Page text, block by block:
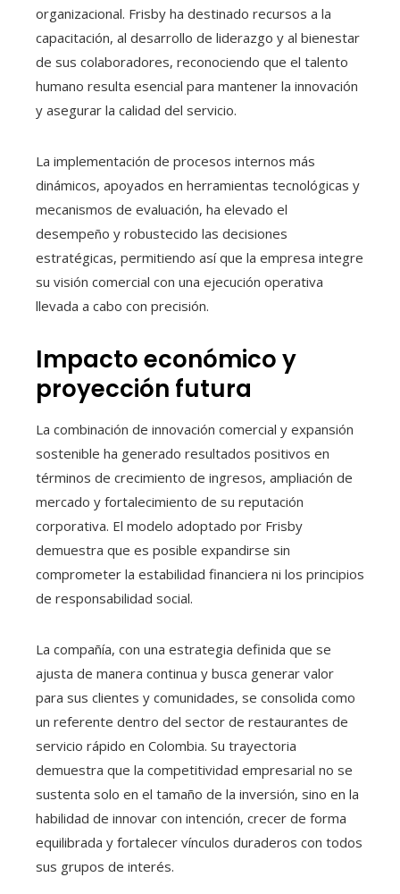
organizacional. Frisby ha destinado recursos a la
capacitación, al desarrollo de liderazgo y al bienestar
de sus colaboradores, reconociendo que el talento
humano resulta esencial para mantener la innovación
y asegurar la calidad del servicio.
La implementación de procesos internos más
dinámicos, apoyados en herramientas tecnológicas y
mecanismos de evaluación, ha elevado el
desempeño y robustecido las decisiones
estratégicas, permitiendo así que la empresa integre
su visión comercial con una ejecución operativa
llevada a cabo con precisión.
Impacto económico y
proyección futura
La combinación de innovación comercial y expansión
sostenible ha generado resultados positivos en
términos de crecimiento de ingresos, ampliación de
mercado y fortalecimiento de su reputación
corporativa. El modelo adoptado por Frisby
demuestra que es posible expandirse sin
comprometer la estabilidad financiera ni los principios
de responsabilidad social.
La compañía, con una estrategia definida que se
ajusta de manera continua y busca generar valor
para sus clientes y comunidades, se consolida como
un referente dentro del sector de restaurantes de
servicio rápido en Colombia. Su trayectoria
demuestra que la competitividad empresarial no se
sustenta solo en el tamaño de la inversión, sino en la
habilidad de innovar con intención, crecer de forma
equilibrada y fortalecer vínculos duraderos con todos
sus grupos de interés.